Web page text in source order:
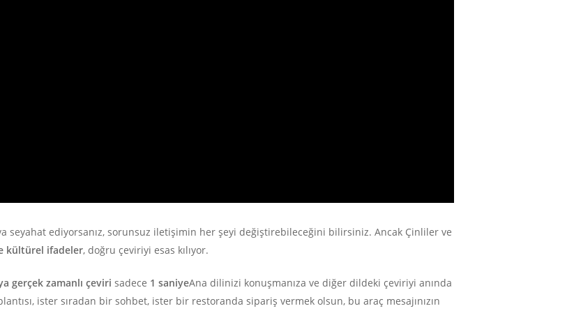
seyahat ediyorsanız, sorunsuz iletişimin her şeyi değiştirebileceğini bilirsiniz. Ancak Çinliler ve
kültürel ifadeler, doğru çeviriyi esas kılıyor.
gerçek zamanlı çeviri sadece 1 saniyeAna dilinizi konuşmanıza ve diğer dildeki çeviriyi anında
ister sıradan bir sohbet, ister bir restoranda sipariş vermek olsun, bu araç mesajınızın